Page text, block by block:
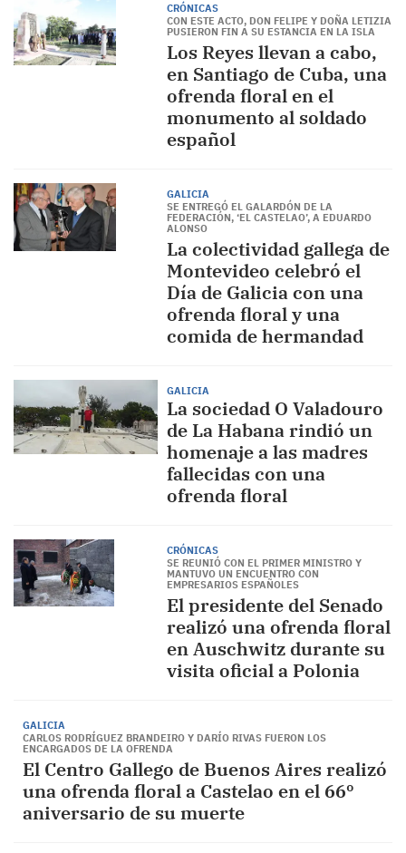
CRÓNICAS
CON ESTE ACTO, DON FELIPE Y DOÑA LETIZIA
PUSIERON FIN A SU ESTANCIA EN LA ISLA
Los Reyes llevan a cabo,
en Santiago de Cuba, una
ofrenda floral en el
monumento al soldado
español
GALICIA
SE ENTREGÓ EL GALARDÓN DE LA
FEDERACIÓN, ‘EL CASTELAO’, A EDUARDO
ALONSO
La colectividad gallega de
Montevideo celebró el
Día de Galicia con una
ofrenda floral y una
comida de hermandad
GALICIA
La sociedad O Valadouro
de La Habana rindió un
homenaje a las madres
fallecidas con una
ofrenda floral
CRÓNICAS
SE REUNIÓ CON EL PRIMER MINISTRO Y
MANTUVO UN ENCUENTRO CON
EMPRESARIOS ESPAÑOLES
El presidente del Senado
realizó una ofrenda floral
en Auschwitz durante su
visita oficial a Polonia
GALICIA
CARLOS RODRÍGUEZ BRANDEIRO Y DARÍO RIVAS FUERON LOS
ENCARGADOS DE LA OFRENDA
El Centro Gallego de Buenos Aires realizó
una ofrenda floral a Castelao en el 66º
aniversario de su muerte